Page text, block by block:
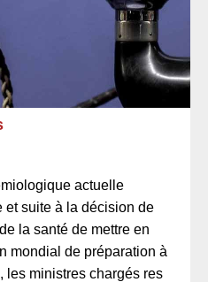
actuelle
et suite à la décision de
la santé de mettre en
mondial de préparation à
les ministres chargés res